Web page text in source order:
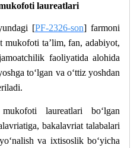
laureatlari
[PF-2326-son] farmoni
ta’lim, fan, adabiyot,
faoliyatida alohida
to‘lgan va o‘ttiz yoshdan
laureatlari bo‘lgan
bakalavriat talabalari
va ixtisoslik bo‘yicha